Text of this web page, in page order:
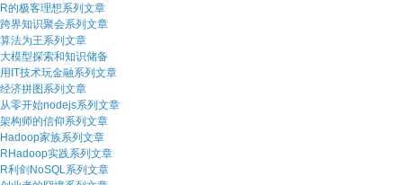
R的极客理想系列文章
跨界知识聚会系列文章
算法为王系列文章
大模型探索和知识储备
用IT技术玩金融系列文章
经济拼图系列文章
从零开始nodejs系列文章
架构师的信仰系列文章
Hadoop家族系列文章
RHadoop实践系列文章
R利剑NoSQL系列文章